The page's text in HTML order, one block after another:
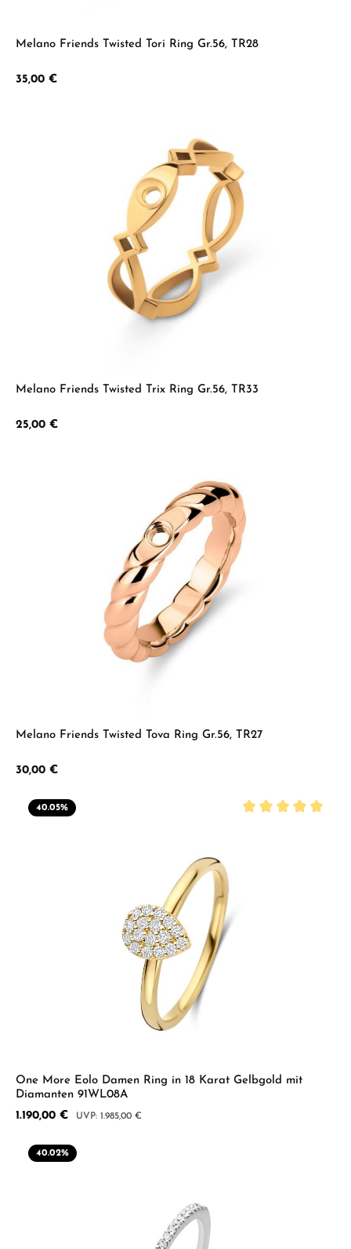
Melano Friends Twisted Tori Ring Gr.56, TR28
Regulärer Preis:
35,00 €
Melano Friends Twisted Trix Ring Gr.56, TR33
Regulärer Preis:
25,00 €
Melano Friends Twisted Tova Ring Gr.56, TR27
Regulärer Preis:
30,00 €
40.05%
One More Eolo Damen Ring in 18 Karat Gelbgold mit
Diamanten 91WL08A
Verkaufspreis:
1.190,00 € Regulärer Preis:
1.985,00 €
40.02%